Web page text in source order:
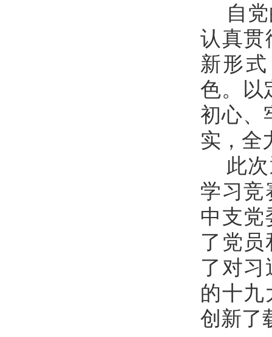
自
认真贯
新形
色。以
初心、
实，全
此
学习竞
中支党
了党
了对
的十九
创新了